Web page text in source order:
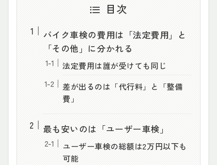
目次
バイク車検の費用は「法定費用」と
「その他」に分かれる
法定費用は誰が受けても同じ
差が出るのは「代行料」と「整備
費」
最も安いのは「ユーザー車検」
ユーザー車検の総額は2万円以下も
可能